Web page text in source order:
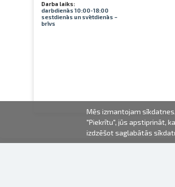
Darba laiks:
darbdienās 10:00-18:00
sestdienās un svētdienās –
brīvs
Mēs izmantojam
"Piekrītu", jūs apstiprināt,
izdzēšot saglabātās